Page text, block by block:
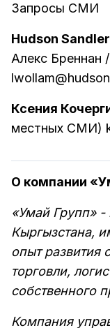
Запросы СМИ
Hudson Sandler
Алекс Бреннан
Ксения
местных СМИ)
О компании
«Умай Групп» -
Кыргызстана,
опыт развития
торговли,
собственного
Компания